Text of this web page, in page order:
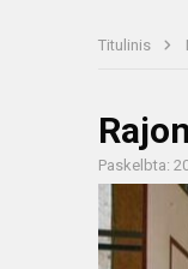
Titulinis
Paskelbta: